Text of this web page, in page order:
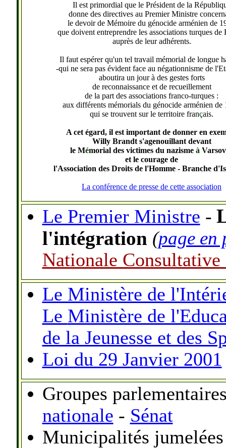
Il est primordial que le Président de la
donne des directives au Premier Ministre
le devoir de Mémoire du génocide arménien de
que doivent entreprendre les associations turques de
auprès de leur adhérents.
Il faut espérer qu'un tel travail mémorial de longue
-qui ne sera pas évident face au négationnisme de
aboutira un jour à des gestes forts
de reconnaissance et de recueillement
de la part des associations franco-turques :
aux différents mémorials du génocide arménien de
qui se trouvent sur le territoire français.
A cet égard, il est important de donner en
Willy Brandt s'agenouillant devant
le Mémorial des victimes du nazisme à
et le courage de
l'Association des Droits de l'Homme - Branche
La conférence de presse de cette association
Le Premier Ministre -
l'intégration (page en
Nationale
Le Ministère de
Le Ministère de
de la Jeunesse et des
Loi du 29 Janvier 2001
Groupes
nationale - Sénat
Municipalités